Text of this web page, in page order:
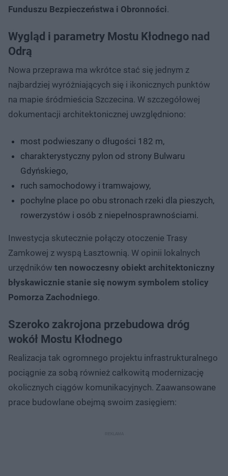
Funduszu Bezpieczeństwa i Obronności.
Wygląd i parametry Mostu Kłodnego nad
Odrą
Nowa przeprawa ma wkrótce stać się jednym z
najbardziej wyróżniających się i ikonicznych punktów
na mapie śródmieścia Szczecina. W szczegółowej
dokumentacji architektonicznej uwzględniono:
most podwieszany o długości 182 m,
charakterystyczny pylon od strony Bulwaru
Gdyńskiego,
ruch samochodowy i tramwajowy,
pochylne place po obu stronach rzeki dla pieszych,
rowerzystów i osób z niepełnosprawnościami.
Inwestycja skutecznie połączy otoczenie Trasy
Zamkowej z wyspą Łasztownią. W opinii lokalnych
urzędników ten nowoczesny obiekt architektoniczny
błyskawicznie stanie się nowym symbolem stolicy
Pomorza Zachodniego.
Szeroko zakrojona przebudowa dróg
wokół Mostu Kłodnego
Realizacja tak ogromnego projektu infrastrukturalnego
pociągnie za sobą również całkowitą modernizację
okolicznych ciągów komunikacyjnych. Zaawansowane
prace budowlane obejmą swoim zasięgiem: